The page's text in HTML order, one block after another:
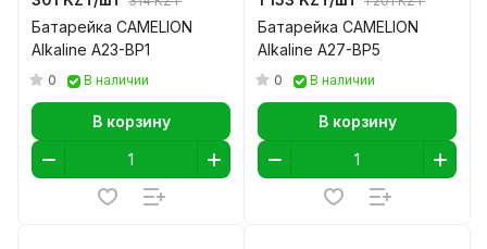
Батарейка CAMELION
Alkaline A23-BP1
0 В наличии
В корзину
Батарейка CAMELION
Alkaline A27-BP5
0 В наличии
В корзину